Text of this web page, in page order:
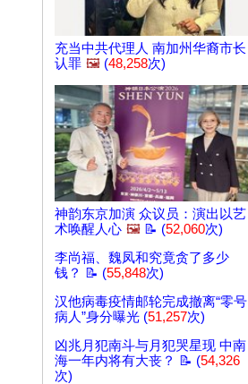
充当中共代理人 南加州华裔市长
认罪 🖼️ (48,258次)
神韵东京加演 众议员：演出以艺
术唤醒人心 🖼️ 📝 (52,060次)
李尚福、魏凤和究竟贪了多少
钱？ 📝 (55,848次)
汉他病毒疫情邮轮完成撤离“零号
病人”身分曝光 (51,257次)
凶兆月犯南斗与月犯哭星现 中南
海一年内将有大丧？ 📝 (54,326
次)